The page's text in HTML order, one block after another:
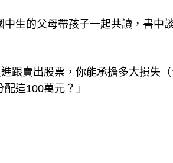
生的父母帶孩子一起共讀，書中
跟賣出股票，你能承擔多大損失
這100萬元？」